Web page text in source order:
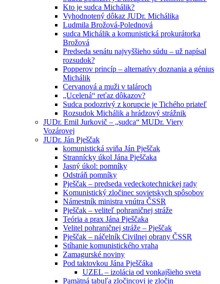
Kto je sudca Michálik?
Vyhodnotený dôkaz JUDr. Michálika
Ludmila Brožová-Polednová
sudca Michálik a komunistická prokurátorka
Brožová
Predseda senátu najvyššieho súdu – už napísal
rozsudok?
Popperov princíp – alternatívy doznania a génius
Michálik
Cervanová a muži v talároch
„Ucelená“ reťaz dôkazov?
Sudca podozrivý z korupcie je Tichého priateľ
Rozsudok Michálik a hrádzový strážnik
JUDr. Emil Jurkovič – „sudca“ MUDr. Viery
Vozárovej
JUDr. Ján Pješčak
komunistická sviňa Ján Pješčak
Strannícky úkol Jána Pješčaka
Jasný úkol: pomníky
Odstráň pomníky
Pješčak – predseda vedeckotechnickej rady
Komunistický zločinec sovietskych spôsobov
Námestník ministra vnútra ČSSR
Pješčak – veliteľ pohraničnej stráže
Teória a prax Jána Pješčaka
Velitel pohraničnej stráže – Pješčak
Pješčak – náčelník Civilnej obrany ČSSR
Stíhanie komunistického vraha
Zamagurské noviny
Pod taktovkou Jána Pješčáka
UZEL – izolácia od vonkajšieho sveta
Pamätná tabuľa zločincovi je zločin